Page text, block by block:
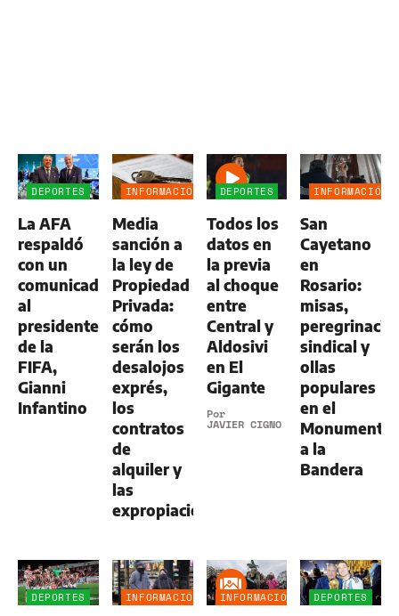
DEPORTES
La AFA
respaldó
con un
comunicado
al
presidente
de la
FIFA,
Gianni
Infantino
INFORMACIÓN
Media
sanción a
la ley de
Propiedad
Privada:
cómo
serán los
desalojos
exprés,
los
contratos
de
alquiler y
las
expropiaciones
DEPORTES
Todos los
datos en
la previa
al choque
entre
Central y
Aldosivi
en El
Gigante
Por
JAVIER CIGNO
INFORMACIÓN
San
Cayetano
en
Rosario:
misas,
sindical y
ollas
populares
en el
Monumento
a la
Bandera
DEPORTES
INFORMACIÓN
INFORMACIÓN
DEPORTES